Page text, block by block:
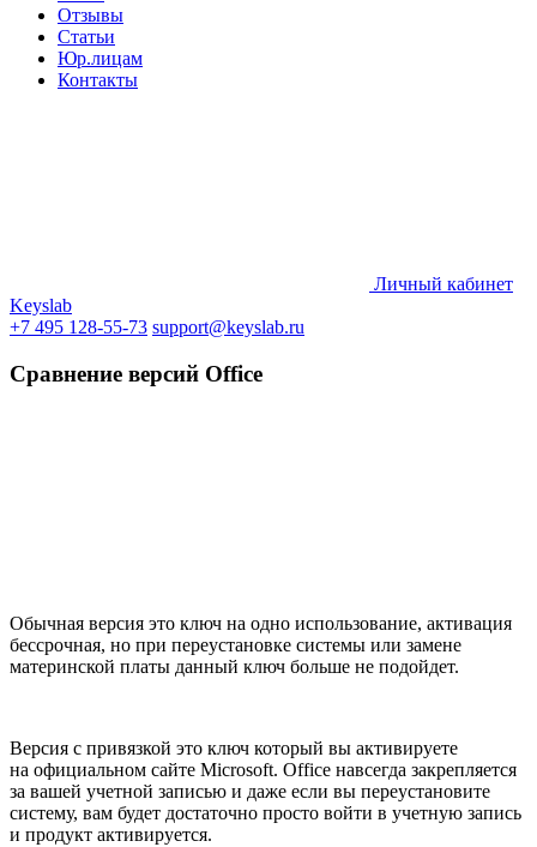
Отзывы
Статьи
Юр.лицам
Контакты
Личный кабинет
Keyslab
+7 495 128-55-73 support@keyslab.ru
Сравнение версий Office
Обычная версия это ключ на одно использование, активация
бессрочная, но при переустановке системы или замене
материнской платы данный ключ больше не подойдет.
Версия с привязкой это ключ который вы активируете
на официальном сайте Microsoft. Office навсегда закрепляется
за вашей учетной записью и даже если вы переустановите
систему, вам будет достаточно просто войти в учетную запись
и продукт активируется.